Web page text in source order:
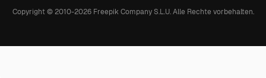
Copyright © 2010-2026Freepik Company S.L.U. Alle Rechte vorbehalten.